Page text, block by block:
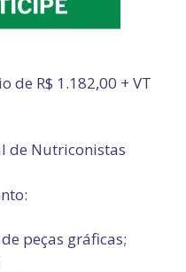
de R$ 1.182,00 + VT
de Nutriconistas
peças gráficas;